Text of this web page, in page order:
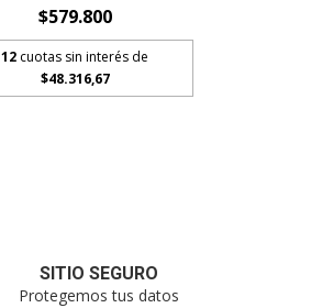
$579.800
12 cuotas sin interés de
$48.316,67
SITIO SEGURO
Protegemos tus datos